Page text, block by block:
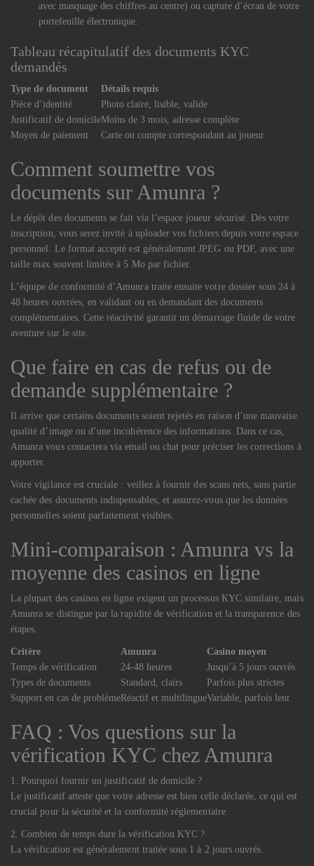
avec masquage des chiffres au centre) ou capture d’écran de votre
portefeuille électronique.
Tableau récapitulatif des documents KYC
demandés
Type de document
Détails requis
Pièce d’identité
Photo claire, lisible, valide
Justificatif de domicileMoins de 3 mois, adresse complète
Moyen de paiement
Carte ou compte correspondant au joueur
Comment soumettre vos
documents sur Amunra ?
Le dépôt des documents se fait via l’espace joueur sécurisé. Dès votre
inscription, vous serez invité à uploader vos fichiers depuis votre espace
personnel. Le format accepté est généralement JPEG ou PDF, avec une
taille max souvent limitée à 5 Mo par fichier.
L’équipe de conformité d’Amunra traite ensuite votre dossier sous 24 à
48 heures ouvrées, en validant ou en demandant des documents
complémentaires. Cette réactivité garantit un démarrage fluide de votre
aventure sur le site.
Que faire en cas de refus ou de
demande supplémentaire ?
Il arrive que certains documents soient rejetés en raison d’une mauvaise
qualité d’image ou d’une incohérence des informations. Dans ce cas,
Amunra vous contactera via email ou chat pour préciser les corrections à
apporter.
Votre vigilance est cruciale : veillez à fournir des scans nets, sans partie
cachée des documents indispensables, et assurez-vous que les données
personnelles soient parfaitement visibles.
Mini-comparaison : Amunra vs la
moyenne des casinos en ligne
La plupart des casinos en ligne exigent un processus KYC similaire, mais
Amunra se distingue par la rapidité de vérification et la transparence des
étapes.
Critère Amunra
Casino moyen
Temps de vérification
24-48 heures
Jusqu’à 5 jours ouvrés
Types de documents
Standard, clairs
Parfois plus strictes
Support en cas de problèmeRéactif et multilingueVariable, parfois lent
FAQ : Vos questions sur la
vérification KYC chez Amunra
1. Pourquoi fournir un justificatif de domicile ?
Le justificatif atteste que votre adresse est bien celle déclarée, ce qui est
crucial pour la sécurité et la conformité réglementaire.
2. Combien de temps dure la vérification KYC ?
La vérification est généralement traitée sous 1 à 2 jours ouvrés.